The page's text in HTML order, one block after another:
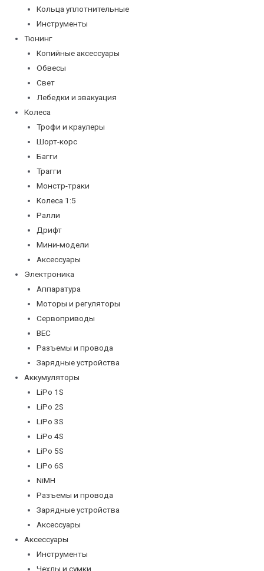
Кольца уплотнительные
Инструменты
Тюнинг
Копийные аксессуары
Обвесы
Свет
Лебедки и эвакуация
Колеса
Трофи и краулеры
Шорт-корс
Багги
Трагги
Монстр-траки
Колеса 1:5
Ралли
Дрифт
Мини-модели
Аксессуары
Электроника
Аппаратура
Моторы и регуляторы
Сервоприводы
BEC
Разъемы и провода
Зарядные устройства
Аккумуляторы
LiPo 1S
LiPo 2S
LiPo 3S
LiPo 4S
LiPo 5S
LiPo 6S
NiMH
Разъемы и провода
Зарядные устройства
Аксессуары
Аксессуары
Инструменты
Чехлы и сумки